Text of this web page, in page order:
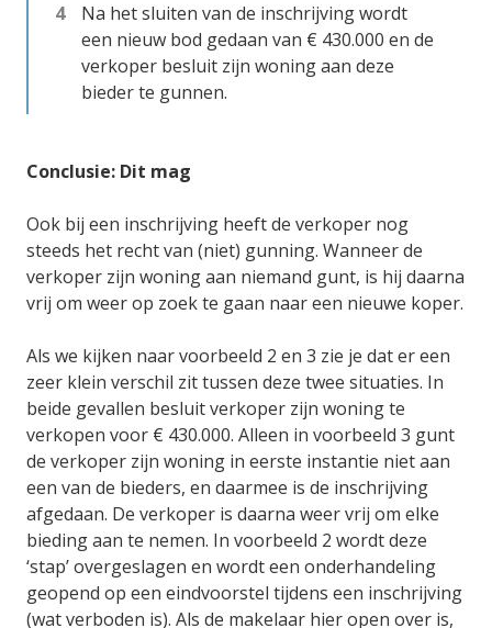
Na het sluiten van de inschrijving wordt
een nieuw bod gedaan van € 430.000 en de
verkoper besluit zijn woning aan deze
bieder te gunnen.
Conclusie: Dit mag
Ook bij een inschrijving heeft de verkoper nog
steeds het recht van (niet) gunning. Wanneer de
verkoper zijn woning aan niemand gunt, is hij daarna
vrij om weer op zoek te gaan naar een nieuwe koper.
Als we kijken naar voorbeeld 2 en 3 zie je dat er een
zeer klein verschil zit tussen deze twee situaties. In
beide gevallen besluit verkoper zijn woning te
verkopen voor € 430.000. Alleen in voorbeeld 3 gunt
de verkoper zijn woning in eerste instantie niet aan
een van de bieders, en daarmee is de inschrijving
afgedaan. De verkoper is daarna weer vrij om elke
bieding aan te nemen. In voorbeeld 2 wordt deze
‘stap’ overgeslagen en wordt een onderhandeling
geopend op een eindvoorstel tijdens een inschrijving
(wat verboden is). Als de makelaar hier open over is,